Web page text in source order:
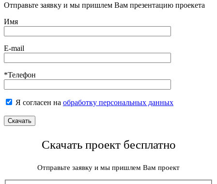
Отправьте заявку и мы пришлем Вам презентацию проекета
Имя
E-mail
*Телефон
Я согласен на обработку персональных данных
Скачать проект бесплатно
Отправьте заявку и мы пришлем Вам проект